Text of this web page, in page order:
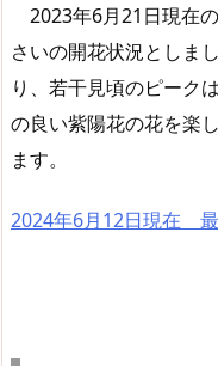
2023年6月21日現在
さいの開花状況としま
り、若干見頃のピーク
の良い紫陽花の花を楽
ます。
2024年6月12日現在